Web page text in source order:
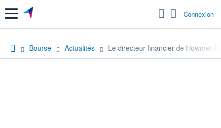
Menu Connexion
Bourse Actualités Le directeur financier de Howmet